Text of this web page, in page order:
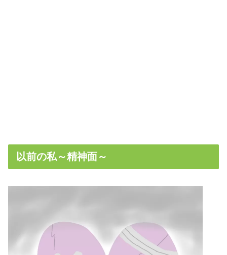
以前の私～精神面～